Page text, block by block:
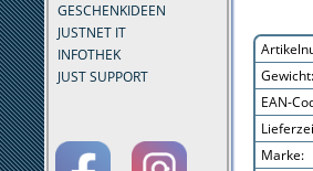
GESCHENKIDEEN
JUSTNET IT
INFOTHEK
JUST SUPPORT
Gewicht:
EAN-
Marke: